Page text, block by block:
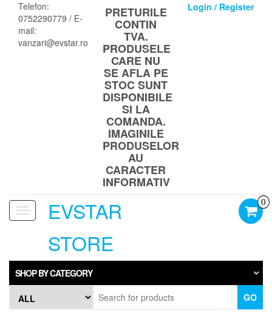
content
Telefon:
0752290779 / E-
mail:
vanzari@evstar.ro
PRETURILE
CONTIN
TVA.
PRODUSELE
CARE NU
SE AFLA PE
STOC SUNT
DISPONIBILE
SI LA
COMANDA.
IMAGINILE
PRODUSELOR
AU
CARACTER
INFORMATIV
Login / Register
Toggle
navigationEVSTAR
STORE
0
SHOP BY CATEGORY
GO